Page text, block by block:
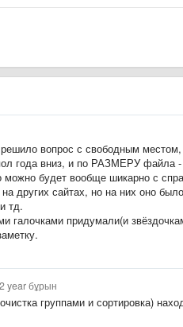
вопрос с свободным
года вниз, и по РАЗМЕРУ файла
будет вообще шикарно с
других сайтах, но на них оно
тд.
галочками придумали(и
year бұрын
группами и сортировка)